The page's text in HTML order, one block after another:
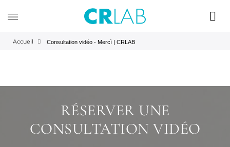
Accueil Consultation vidéo - Mercì | CRLAB
RÉSERVER UNE
CONSULTATION VIDÉO